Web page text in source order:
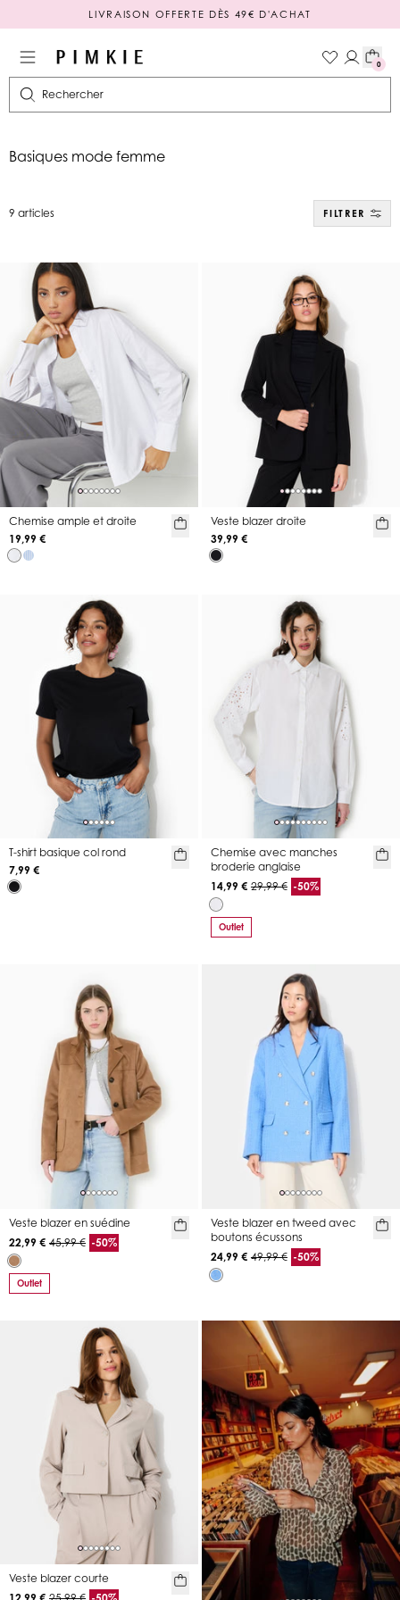
PAIEMENT EN 3 OU 4X SANS FRAIS
0
Rechercher
Basiques mode femme
9 articles FILTRER
Chemise ample et droite
19,99 €
Veste blazer droite
39,99 €
T-shirt basique col rond
7,99 €
Chemise avec manches
broderie anglaise
14,99 € 29,99 € -50%
Outlet
Veste blazer en suédine
22,99 € 45,99 € -50%
Outlet
Veste blazer en tweed avec
boutons écussons
24,99 € 49,99 € -50%
Veste blazer courte